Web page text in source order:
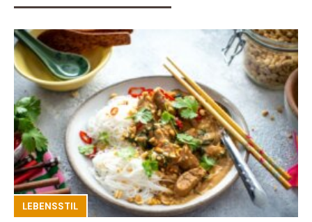
LEBENSSTIL